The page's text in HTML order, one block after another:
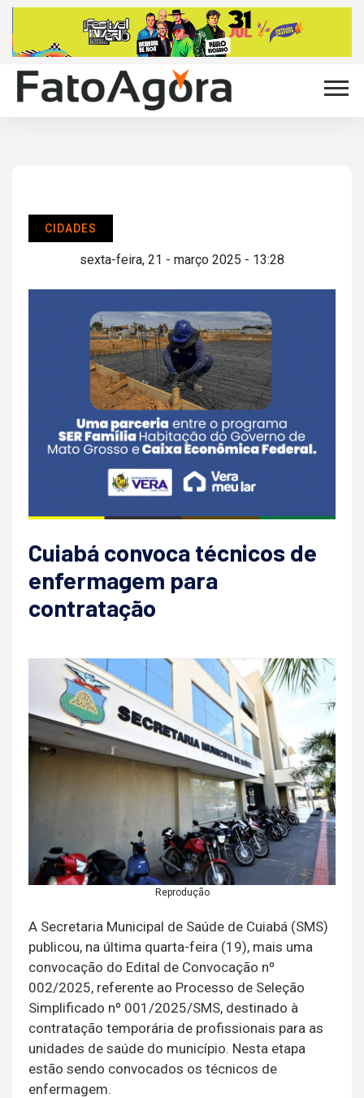
CIDADES
sexta-feira, 21 - março 2025 - 13:28
Cuiabá convoca técnicos de
enfermagem para
contratação
Reprodução
A Secretaria Municipal de Saúde de Cuiabá (SMS)
publicou, na última quarta-feira (19), mais uma
convocação do Edital de Convocação nº
002/2025, referente ao Processo de Seleção
Simplificado nº 001/2025/SMS, destinado à
contratação temporária de profissionais para as
unidades de saúde do município. Nesta etapa
estão sendo convocados os técnicos de
enfermagem.